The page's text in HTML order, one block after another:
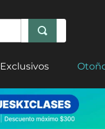
Exclusivos